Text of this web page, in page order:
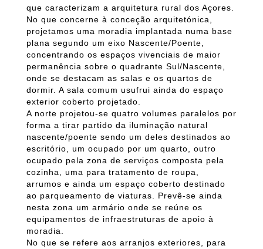
que caracterizam a arquitetura rural dos Açores.
No que concerne à conceção arquitetónica,
projetamos uma moradia implantada numa base
plana segundo um eixo Nascente/Poente,
concentrando os espaços vivenciais de maior
permanência sobre o quadrante Sul/Nascente,
onde se destacam as salas e os quartos de
dormir. A sala comum usufrui ainda do espaço
exterior coberto projetado.
A norte projetou-se quatro volumes paralelos por
forma a tirar partido da iluminação natural
nascente/poente sendo um deles destinados ao
escritório, um ocupado por um quarto, outro
ocupado pela zona de serviços composta pela
cozinha, uma para tratamento de roupa,
arrumos e ainda um espaço coberto destinado
ao parqueamento de viaturas. Prevê-se ainda
nesta zona um armário onde se reúne os
equipamentos de infraestruturas de apoio à
moradia.
No que se refere aos arranjos exteriores, para